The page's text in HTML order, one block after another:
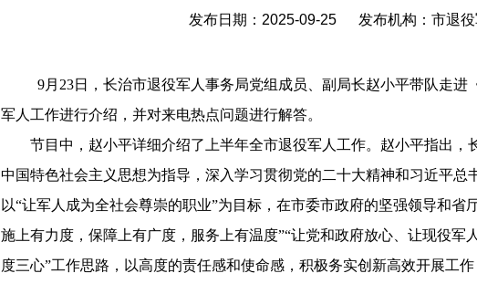
发布日期：2025-09-25 发布机构：市退役
9月23日，长治市退役军人事务局党组成员、副局长赵小平带队走进
军人工作进行介绍，并对来电热点问题进行解答。
节目中，赵小平详细介绍了上半年全市退役军人工作。赵小平指出，
中国特色社会主义思想为指导，深入学习贯彻党的二十大精神和习近平总
以“让军人成为全社会尊崇的职业”为目标，在市委市政府的坚强领导和省
施上有力度，保障上有广度，服务上有温度”“让党和政府放心、让现役军
度三心”工作思路，以高度的责任感和使命感，积极务实创新高效开展工